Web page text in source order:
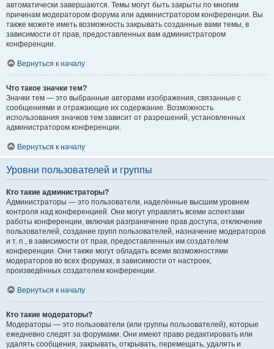
автоматически завершаются. Темы могут быть закрыты по многим
причинам модератором форума или администратором конференции. Вы
также можете иметь возможность закрывать созданные вами темы, в
зависимости от прав, предоставленных вам администратором
конференции.
Вернуться к началу
Что такое значки тем?
Значки тем — это выбранные авторами изображения, связанные с
сообщениями и отражающие их содержание. Возможность
использования значков тем зависит от разрешений, установленных
администратором конференции.
Вернуться к началу
Уровни пользователей и группы
Кто такие администраторы?
Администраторы — это пользователи, наделённые высшим уровнем
контроля над конференцией. Они могут управлять всеми аспектами
работы конференции, включая разграничение прав доступа, отключение
пользователей, создание групп пользователей, назначение модераторов
и т. п., в зависимости от прав, предоставленных им создателем
конференции. Они также могут обладать всеми возможностями
модераторов во всех форумах, в зависимости от настроек,
произведённых создателем конференции.
Вернуться к началу
Кто такие модераторы?
Модераторы — это пользователи (или группы пользователей), которые
ежедневно следят за форумами. Они имеют право редактировать или
удалять сообщения, закрывать, открывать, перемещать, удалять и